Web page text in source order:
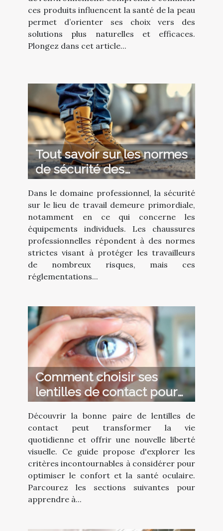
ces produits influencent la santé de la peau
permet d’orienter ses choix vers des
solutions plus naturelles et efficaces.
Plongez dans cet article...
Tout savoir sur les normes
de sécurité des
chaussures
professionnelles.
Dans le domaine professionnel, la sécurité
sur le lieu de travail demeure primordiale,
notamment en ce qui concerne les
équipements individuels. Les chaussures
professionnelles répondent à des normes
strictes visant à protéger les travailleurs
de nombreux risques, mais ces
réglementations...
Comment choisir ses
lentilles de contact pour
un confort optimal ?
Découvrir la bonne paire de lentilles de
contact peut transformer la vie
quotidienne et offrir une nouvelle liberté
visuelle. Ce guide propose d'explorer les
critères incontournables à considérer pour
optimiser le confort et la santé oculaire.
Parcourez les sections suivantes pour
apprendre à...